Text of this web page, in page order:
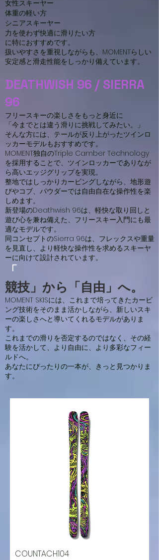
女性スキーヤー
体重の軽い方
シニアスキーヤー
力を使わず快適に滑りたい方
に特におすすめです。
扱いやすさを重視しながらも、MOMENTらしい
安定感と滑走性能をしっかり備えています。
DEATHWISH 96 / SIERRA
96
フリースキーの楽しさをもっと身近に
「今までとは違う滑りに挑戦してみたい。」
そんな方には、テールが反り上がったツインロ
ッカーモデルもおすすめです。
MOMENT独自のTriple Camber Technology
を採用することで、ツインロッカーでありなが
ら高いエッジグリップを実現。
整地ではしっかりカービングしながら、地形遊
びやコブ、パウダーでは自由自在な操作性を楽
しめます。
新登場のDeathwish 96は、軽快な取り回しと
遊び心を兼ね備えた、フリースキー入門にも最
適なモデルです。
同コンセプトのSierra 96は、フレックスや重量
を見直し、より軽快な操作性を求めるスキーヤ
ーに向けて設計されています。
「
競技」から「自由」へ。
MOMENT SKISには、これまで培ってきたカービ
ング技術をそのまま活かしながら、新しいスキ
ーの楽しさへと導いてくれるモデルがありま
す。
これまでの滑りを否定するのではなく、その経
験を活かして、より自由に、より多彩なフィー
ルドへ。
あなたにぴったりの一本が、きっと見つかりま
す。
COUNTACH104